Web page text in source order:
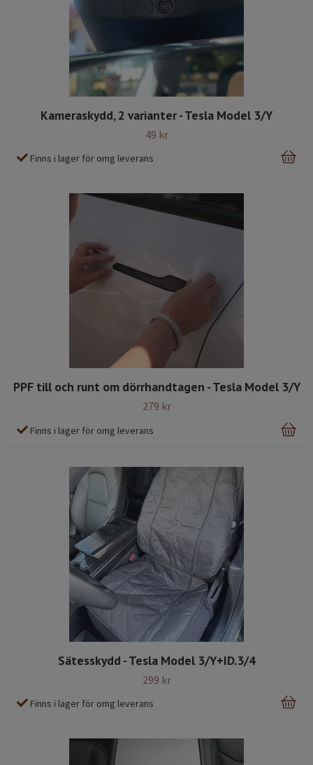
Kameraskydd, 2 varianter - Tesla Model 3/Y
49 kr
Finns i lager för omg leverans
PPF till och runt om dörrhandtagen - Tesla Model 3/Y
279 kr
Finns i lager för omg leverans
Sätesskydd - Tesla Model 3/Y+ID.3/4
299 kr
Finns i lager för omg leverans